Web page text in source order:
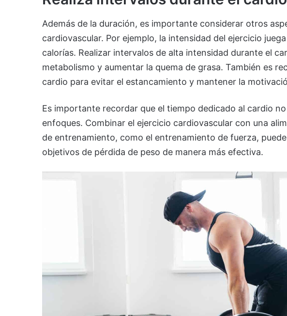
Además de la duración, es importante considerar otros
cardiovascular. Por ejemplo, la intensidad del ejercicio
calorías. Realizar intervalos de alta intensidad durante el
metabolismo y aumentar la quema de grasa. También es
cardio para evitar el estancamiento y mantener la
Es importante recordar que el tiempo dedicado al cardio
enfoques. Combinar el ejercicio cardiovascular con una
de entrenamiento, como el entrenamiento de fuerza,
objetivos de pérdida de peso de manera más efectiva.